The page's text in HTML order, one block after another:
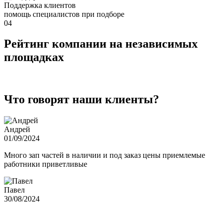
Поддержка клиентов
помощь специалистов при подборе
04
Рейтинг компании на независимых
площадках
Что говорят наши клиенты?
Андрей
01/09/2024
Много зап частей в наличии и под заказ цены приемлемые
работники приветливые
Павел
30/08/2024